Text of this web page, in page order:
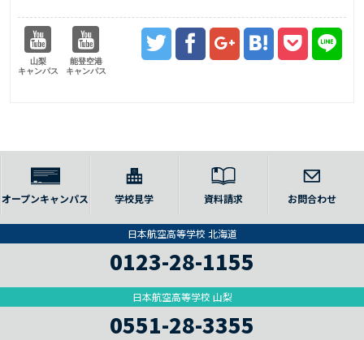
山梨
キャンパス
能登空港
キャンパス
オープンキャンパス 学校見学 資料請求 お問合わせ
日本航空高等学校 北海道
0123-28-1155
日本航空高等学校 山梨
0551-28-3355